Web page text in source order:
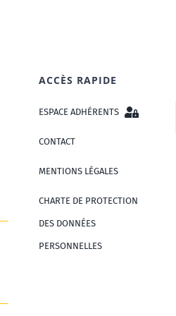
ACCÈS RAPIDE
ESPACE ADHÉRENTS
CONTACT
MENTIONS LÉGALES
CHARTE DE PROTECTION
DES DONNÉES
PERSONNELLES